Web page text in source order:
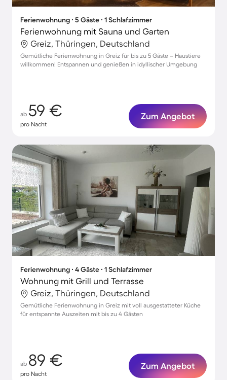
Ferienwohnung ∙ 5 Gäste ∙ 1 Schlafzimmer
Ferienwohnung mit Sauna und Garten
Greiz, Thüringen, Deutschland
Gemütliche Ferienwohnung in Greiz für bis zu 5 Gäste – Haustiere
willkommen! Entspannen und genießen in idyllischer Umgebung
ab 59 €
pro Nacht
Zum Angebot
Ferienwohnung ∙ 4 Gäste ∙ 1 Schlafzimmer
Wohnung mit Grill und Terrasse
Greiz, Thüringen, Deutschland
Gemütliche Ferienwohnung in Greiz mit voll ausgestatteter Küche
für entspannte Auszeiten mit bis zu 4 Gästen
ab 89 €
pro Nacht
Zum Angebot